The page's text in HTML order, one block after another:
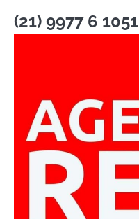
(21) 9977 6 1051